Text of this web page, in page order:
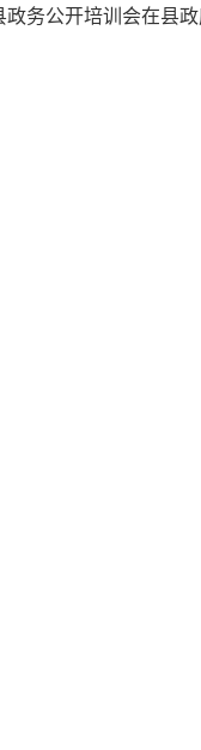
政务公开培训会在县